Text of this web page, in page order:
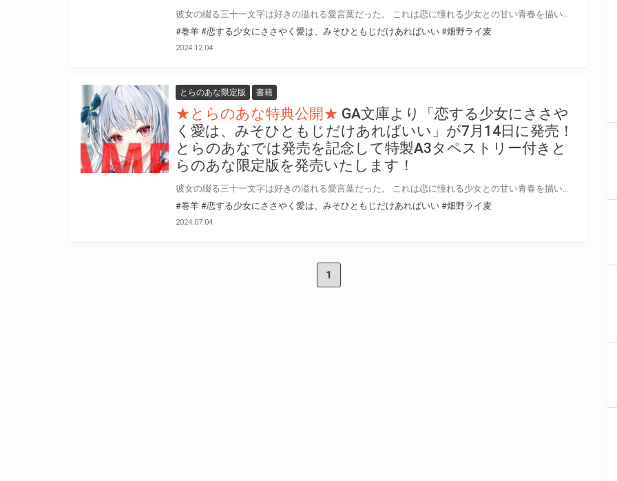
#巻羊 #恋する少女にささやく愛は、みそひともじだけあればいい #畑野ライ麦
2024.12.04
とらのあな限定版 書籍
★とらのあな特典公開★ GA文庫より「恋する少女にささや
く愛は、みそひともじだけあればいい」が7月14日に発売！
とらのあなでは発売を記念して特製A3タペストリー付きと
らのあな限定版を発売いたします！
#巻羊 #恋する少女にささやく愛は、みそひともじだけあればいい #畑野ライ麦
2024.07.04
1